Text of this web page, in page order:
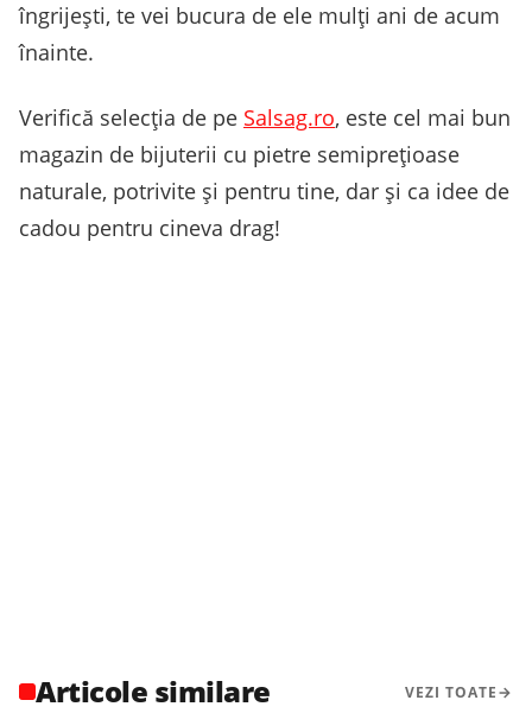
îngrijești, te vei bucura de ele mulți ani de acum
înainte.
Verifică selecția de pe Salsag.ro, este cel mai bun
magazin de bijuterii cu pietre semiprețioase
naturale, potrivite și pentru tine, dar și ca idee de
cadou pentru cineva drag!
Articole similare VEZI TOATE